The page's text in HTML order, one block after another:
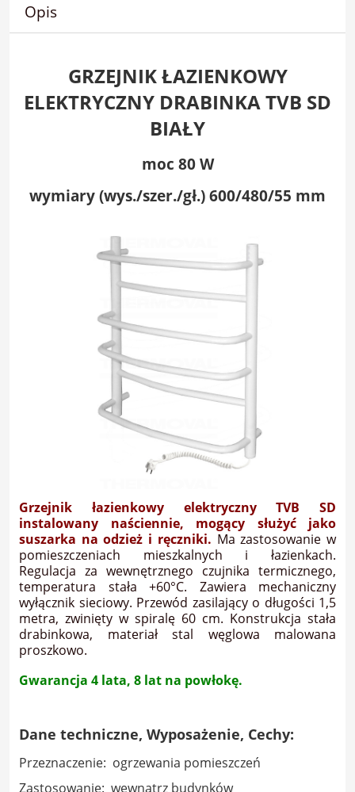
Opis
GRZEJNIK ŁAZIENKOWY
ELEKTRYCZNY DRABINKA TVB SD
BIAŁY
moc 80 W
wymiary (wys./szer./gł.) 600/480/55 mm
Grzejnik łazienkowy elektryczny TVB SD
instalowany naściennie, mogący służyć jako
suszarka na odzież i ręczniki. Ma zastosowanie w
pomieszczeniach mieszkalnych i łazienkach.
Regulacja za wewnętrznego czujnika termicznego,
temperatura stała +60°C. Zawiera mechaniczny
wyłącznik sieciowy. Przewód zasilający o długości 1,5
metra, zwinięty w spiralę 60 cm. Konstrukcja stała
drabinkowa, materiał stal węglowa malowana
proszkowo.
Gwarancja 4 lata, 8 lat na powłokę.
Dane techniczne, Wyposażenie, Cechy:
Przeznaczenie: ogrzewania pomieszczeń
Zastosowanie: wewnątrz budynków